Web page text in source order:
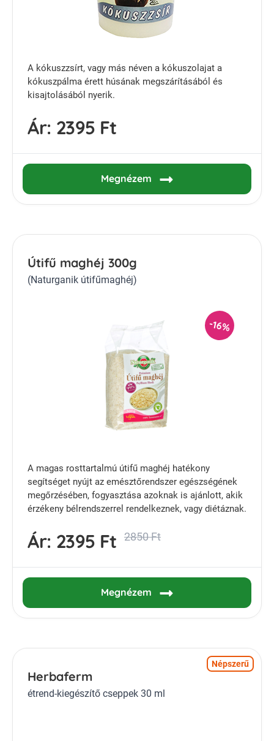
A kókuszzsírt, vagy más néven a kókuszolajat a
kókuszpálma érett húsának megszárításából és
kisajtolásából nyerik.
Ár: 2395 Ft
Megnézem
Útifű maghéj 300g
(Naturganik útifűmaghéj)
-16%
A magas rosttartalmú útifű maghéj hatékony
segítséget nyújt az emésztőrendszer egészségének
megőrzésében, fogyasztása azoknak is ajánlott, akik
érzékeny bélrendszerrel rendelkeznek, vagy diétáznak.
Ár: 2395 Ft 2850 Ft
Megnézem
Népszerű
Herbaferm
étrend-kiegészítő cseppek 30 ml